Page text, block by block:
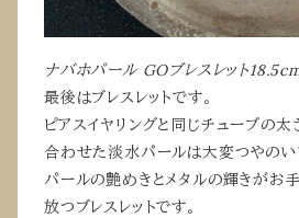
ナバホパール GOブレスレット
最後はブレスレットです。
ピアスイヤリングと同じチューブの太
合わせた淡水パールは大変つやのい
パールの艶めきとメタルの輝きがお
放つブレスレットです。